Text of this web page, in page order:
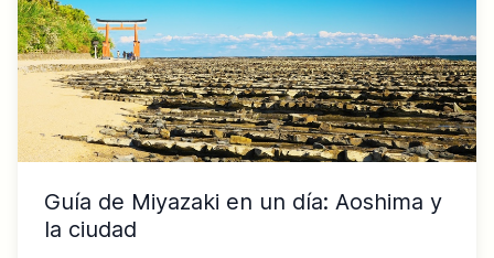
Guía de Miyazaki en un día: Aoshima y
la ciudad